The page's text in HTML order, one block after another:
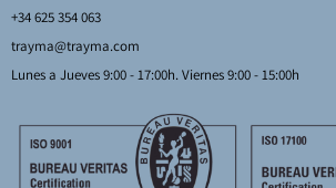
+34 625 354 063
trayma@trayma.com
Lunes a Jueves 9:00 - 17:00h. Viernes 9:00 - 15:00h